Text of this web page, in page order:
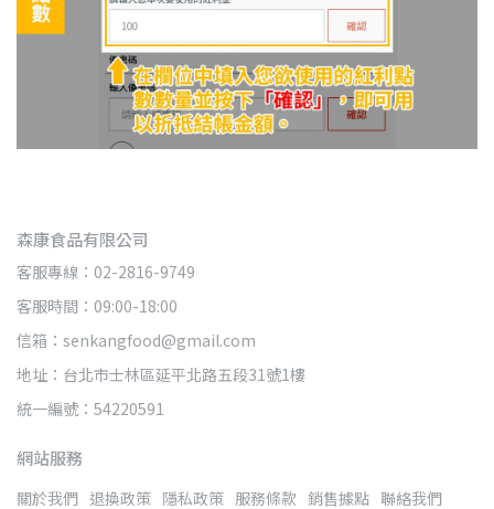
森康食品有限公司
客服專線：02-2816-9749
客服時間：09:00-18:00
信箱：senkangfood@gmail.com
地址：台北市士林區延平北路五段31號1樓
統一編號：54220591
網站服務
關於我們 退換政策 隱私政策 服務條款 銷售據點 聯絡我們